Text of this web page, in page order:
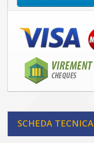
SCHEDA TECNICA